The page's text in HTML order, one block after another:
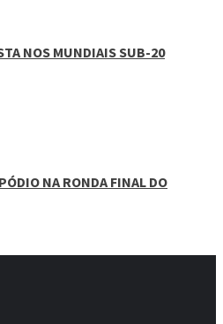
NOS MUNDIAIS SUB-20
NA RONDA FINAL DO